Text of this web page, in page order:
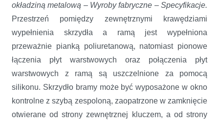
okładziną metalową – Wyroby fabryczne – Specyfikacje.
Przestrzeń pomiędzy zewnętrznymi krawędziami
wypełnienia skrzydła a ramą jest wypełniona
przeważnie pianką poliuretanową, natomiast pionowe
łączenia płyt warstwowych oraz połączenia płyt
warstwowych z ramą są uszczelnione za pomocą
silikonu. Skrzydło bramy może być wyposażone w okno
kontrolne z szybą zespoloną, zaopatrzone w zamknięcie
otwierane od strony zewnętrznej kluczem, a od strony